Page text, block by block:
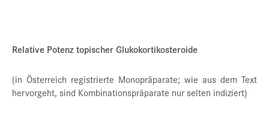
Relative Potenz topischer Glukokortikosteroide
(in Österreich registrierte Monopräparate; wie aus dem Text
hervorgeht, sind Kombinationspräparate nur selten indiziert)